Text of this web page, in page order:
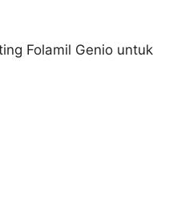
Folamil Genio untuk